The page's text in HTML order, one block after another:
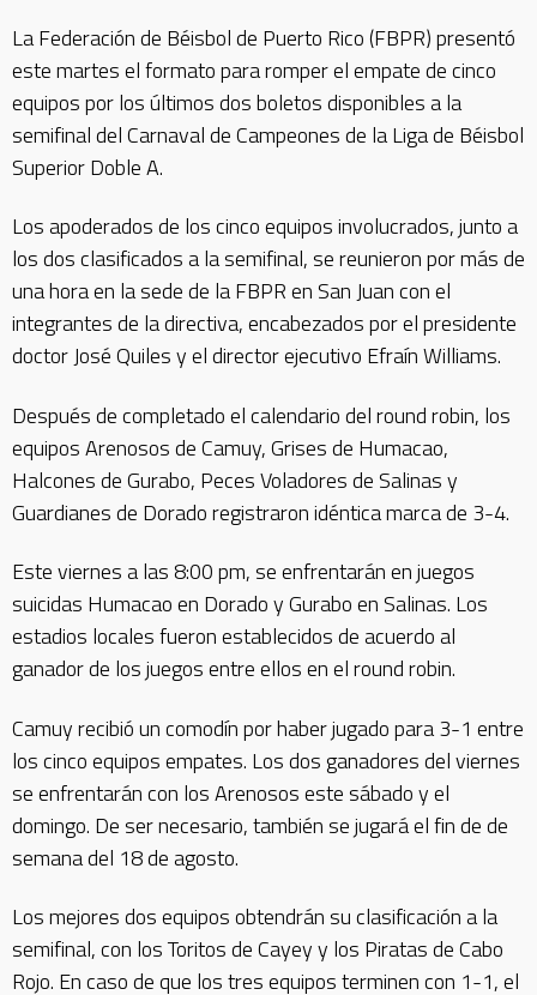
La Federación de Béisbol de Puerto Rico (FBPR) presentó
este martes el formato para romper el empate de cinco
equipos por los últimos dos boletos disponibles a la
semifinal del Carnaval de Campeones de la Liga de Béisbol
Superior Doble A.
Los apoderados de los cinco equipos involucrados, junto a
los dos clasificados a la semifinal, se reunieron por más de
una hora en la sede de la FBPR en San Juan con el
integrantes de la directiva, encabezados por el presidente
doctor José Quiles y el director ejecutivo Efraín Williams.
Después de completado el calendario del round robin, los
equipos Arenosos de Camuy, Grises de Humacao,
Halcones de Gurabo, Peces Voladores de Salinas y
Guardianes de Dorado registraron idéntica marca de 3-4.
Este viernes a las 8:00 pm, se enfrentarán en juegos
suicidas Humacao en Dorado y Gurabo en Salinas. Los
estadios locales fueron establecidos de acuerdo al
ganador de los juegos entre ellos en el round robin.
Camuy recibió un comodín por haber jugado para 3-1 entre
los cinco equipos empates. Los dos ganadores del viernes
se enfrentarán con los Arenosos este sábado y el
domingo. De ser necesario, también se jugará el fin de de
semana del 18 de agosto.
Los mejores dos equipos obtendrán su clasificación a la
semifinal, con los Toritos de Cayey y los Piratas de Cabo
Rojo. En caso de que los tres equipos terminen con 1-1, el